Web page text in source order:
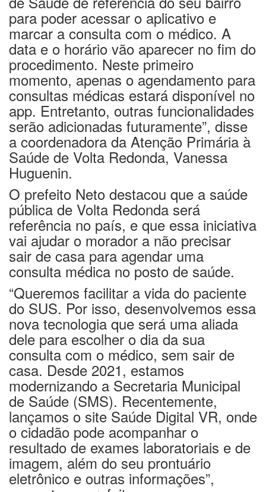
para poder acessar o aplicativo e
marcar a consulta com o médico. A
data e o horário vão aparecer no fim do
procedimento. Neste primeiro
momento, apenas o agendamento para
consultas médicas estará disponível no
app. Entretanto, outras funcionalidades
serão adicionadas futuramente”, disse
a coordenadora da Atenção Primária à
Saúde de Volta Redonda, Vanessa
Huguenin.
O prefeito Neto destacou que a saúde
pública de Volta Redonda será
referência no país, e que essa iniciativa
vai ajudar o morador a não precisar
sair de casa para agendar uma
consulta médica no posto de saúde.
“Queremos facilitar a vida do paciente
do SUS. Por isso, desenvolvemos essa
nova tecnologia que será uma aliada
dele para escolher o dia da sua
consulta com o médico, sem sair de
casa. Desde 2021, estamos
modernizando a Secretaria Municipal
de Saúde (SMS). Recentemente,
lançamos o site Saúde Digital VR, onde
o cidadão pode acompanhar o
resultado de exames laboratoriais e de
imagem, além do seu prontuário
eletrônico e outras informações”,